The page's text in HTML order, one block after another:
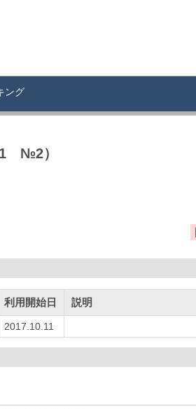
ング
№2）
利用開始日 説明
2017.10.11